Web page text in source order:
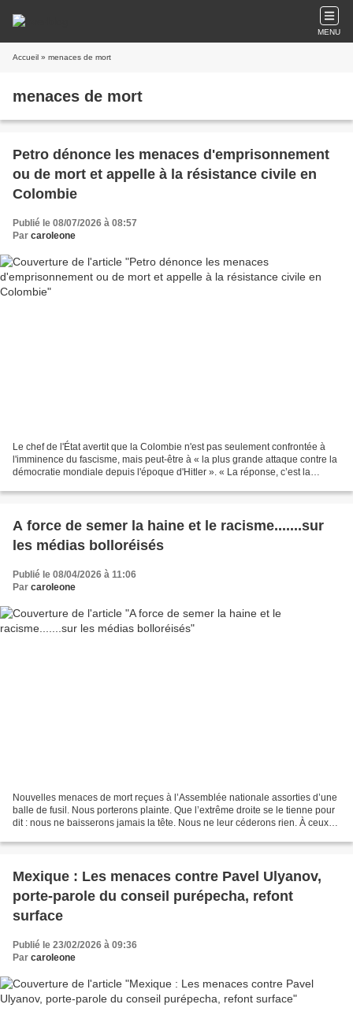
MENU
Accueil » menaces de mort
menaces de mort
Petro dénonce les menaces d'emprisonnement
ou de mort et appelle à la résistance civile en
Colombie
Publié le 08/07/2026 à 08:57
Par caroleone
Le chef de l'État avertit que la Colombie n'est pas seulement confrontée à
l'imminence du fascisme, mais peut-être à « la plus grande attaque contre la
démocratie mondiale depuis l'époque d'Hitler ». « La réponse, c’est la
A force de semer la haine et le racisme.......sur
les médias bolloréisés
Publié le 08/04/2026 à 11:06
Par caroleone
Nouvelles menaces de mort reçues à l’Assemblée nationale assorties d’une
balle de fusil. Nous porterons plainte. Que l’extrême droite se le tienne pour
dit : nous ne baisserons jamais la tête. Nous ne leur céderons rien. À ceux
Mexique : Les menaces contre Pavel Ulyanov,
porte-parole du conseil purépecha, refont
surface
Publié le 23/02/2026 à 09:36
Par caroleone